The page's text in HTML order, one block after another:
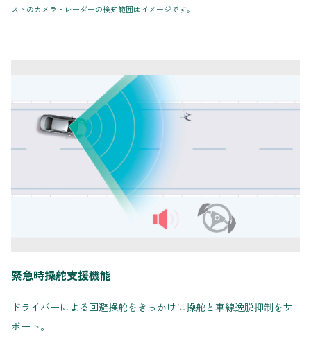
ストのカメラ・レーダーの検知範囲はイメージです。
緊急時操舵支援機能
ドライバーによる回避操舵をきっかけに操舵と車線逸脱抑制をサ
ポート。